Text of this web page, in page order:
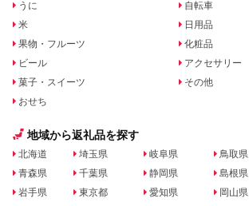
うに
米
果物・フルーツ
ビール
菓子・スイーツ
おせち
自転車
日用品
化粧品
アクセサリー
その他
地域から返礼品を探す
北海道
青森県
岩手県
埼玉県
千葉県
東京都
岐阜県
静岡県
愛知県
鳥取県
島根県
岡山県